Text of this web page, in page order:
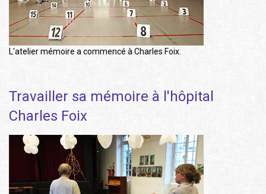
L'atelier mémoire a commencé à Charles Foix.
Travailler sa mémoire à l'hôpital
Charles Foix